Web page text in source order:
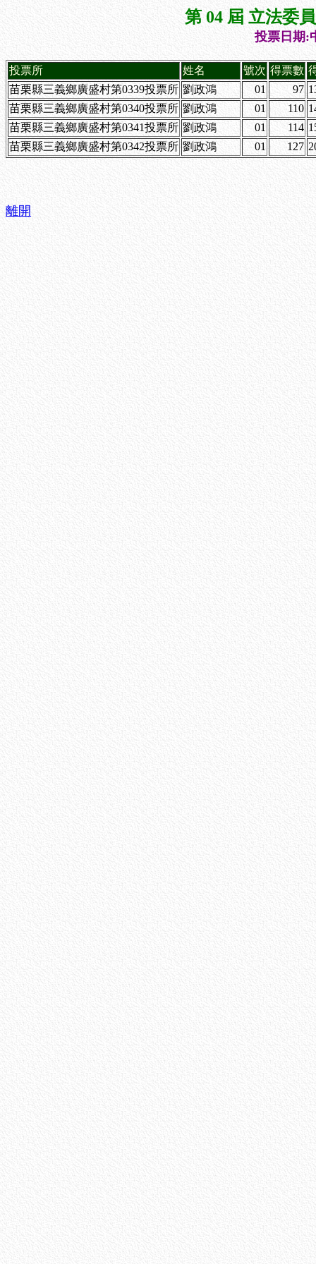
第 04 屆 立法委
投票日期:
投票所 姓名 號次 得票數
苗栗縣三義鄉廣盛村第0339投票所 劉政鴻 01 97
苗栗縣三義鄉廣盛村第0340投票所 劉政鴻 01 110
苗栗縣三義鄉廣盛村第0341投票所 劉政鴻 01 114
苗栗縣三義鄉廣盛村第0342投票所 劉政鴻 01 127
離開